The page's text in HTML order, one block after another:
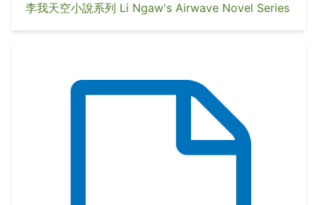
李我天空小說系列 Li Ngaw's Airwave Novel Series